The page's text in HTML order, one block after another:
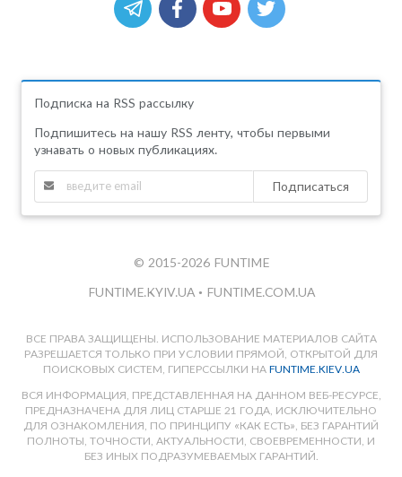
Подписка на RSS рассылку
Подпишитесь на нашу RSS ленту, чтобы первыми
узнавать о новых публикациях.
Подписаться
© 2015-2026 FUNTIME
FUNTIME.KYIV.UA • FUNTIME.COM.UA
ВСЕ ПРАВА ЗАЩИЩЕНЫ. ИСПОЛЬЗОВАНИЕ МАТЕРИАЛОВ САЙТА
РАЗРЕШАЕТСЯ ТОЛЬКО ПРИ УСЛОВИИ ПРЯМОЙ, ОТКРЫТОЙ ДЛЯ
ПОИСКОВЫХ СИСТЕМ, ГИПЕРССЫЛКИ НА FUNTIME.KIEV.UA
ВСЯ ИНФОРМАЦИЯ, ПРЕДСТАВЛЕННАЯ НА ДАННОМ ВЕБ-РЕСУРСЕ,
ПРЕДНАЗНАЧЕНА ДЛЯ ЛИЦ СТАРШЕ 21 ГОДА, ИСКЛЮЧИТЕЛЬНО
ДЛЯ ОЗНАКОМЛЕНИЯ, ПО ПРИНЦИПУ «КАК ЕСТЬ», БЕЗ ГАРАНТИЙ
ПОЛНОТЫ, ТОЧНОСТИ, АКТУАЛЬНОСТИ, СВОЕВРЕМЕННОСТИ, И
БЕЗ ИНЫХ ПОДРАЗУМЕВАЕМЫХ ГАРАНТИЙ.